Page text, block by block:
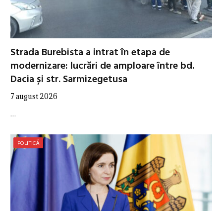
Strada Burebista a intrat în etapa de
modernizare: lucrări de amploare între bd.
Dacia și str. Sarmizegetusa
7 august 2026
…
POLITICĂ